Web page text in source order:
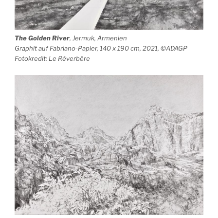
The Golden River, Jermuk, Armenien
Graphit auf Fabriano-Papier, 140 x 190 cm, 2021, ©ADAGP
Fotokredit: Le Réverbère